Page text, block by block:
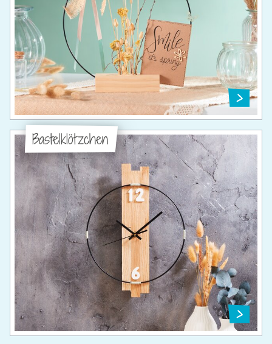
Bastelklötzchen